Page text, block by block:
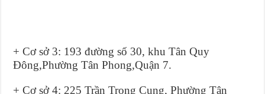
+ Cơ sở 3: 193 đường số 30, khu Tân Quy
Đông,Phường Tân Phong,Quận 7.
+ Cơ sở 4: 225 Trần Trọng Cung, Phường Tân